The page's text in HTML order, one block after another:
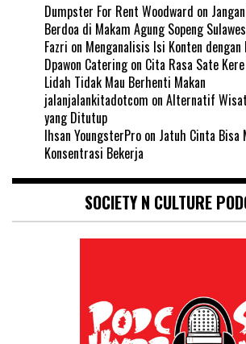
Dumpster For Rent Woodward on
Berdoa di Makam Agung Sopeng
Fazri on Menganalisis Isi Konten dengan
Dpawon Cateringon Cita Rasa Sate
Lidah Tidak Mau Berhenti Makan
jalanjalankitadotcom on Alternatif
yang Ditutup
Ihsan YoungsterPro on Jatuh Cinta Bisa
Konsentrasi Bekerja
SOCIETY N CULTURE